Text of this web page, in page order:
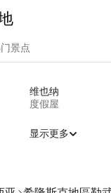
景点
维也纳
度假屋
显示更多